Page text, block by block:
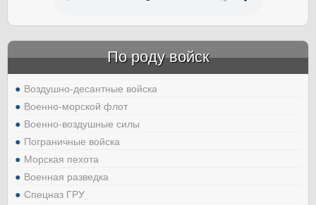
По роду войск
Воздушно-десантные войска
Военно-морской флот
Военно-воздушные силы
Пограничные войска
Морская пехота
Военная разведка
Спецназ ГРУ